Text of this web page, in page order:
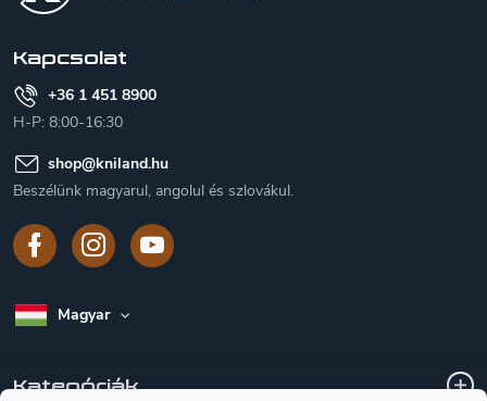
Kapcsolat
+36 1 451 8900
H-P: 8:00-16:30
shop@kniland.hu
Beszélünk magyarul, angolul és szlovákul.
Magyar
Kategóriák